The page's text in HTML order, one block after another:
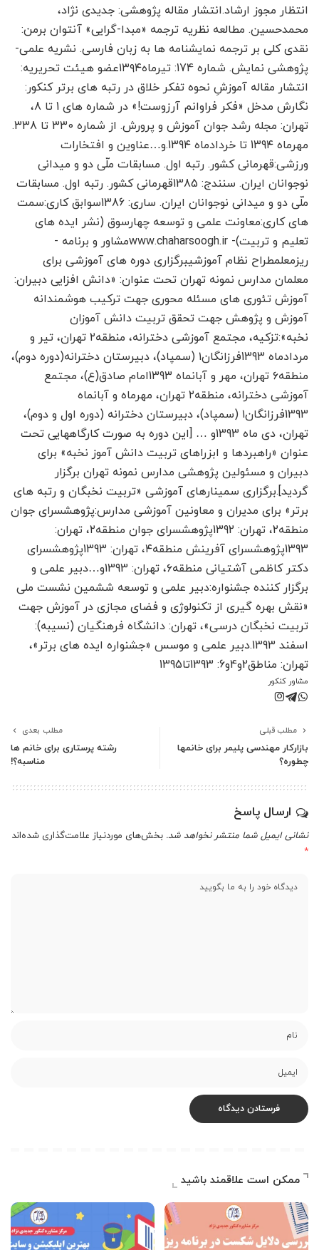
انتظار مجوز ارشاد.انتشار مقاله پژوهشی: جدیدی نژاد،
محمدحسین. مطالعه نظریه ترجمه «مبدا-گرایی» آنتوان برمن:
نقدی کلی بر ترجمه نمایشنامه ها به زبان فارسی. نشریه علمی-
پژوهشی نمایش. شماره 174: تیرماه۱۳۹۴عضو هیئت تحریریه:
انتشار مقاله آموزشِ نحوه تفکر خلاق در رتبه های برتر کنکور:
نگارش مدخل «فکر فراوانم آرزوست!» در شماره های 1 تا 8،
تهران: مجله رشد جوان آموزش و پرورش. از شماره 330 تا 338.
مهرماه 139۴ تا خردادماه 139۴.و…عناوین و افتخارات
ورزشی:قهرمانی کشور. رتبه اول. مسابقات ملّی دو و میدانی
نوجوانان ایران. سنندج: 1385قهرمانی کشور. رتبه اول. مسابقات
ملّی دو و میدانی نوجوانان ایران. ساری: 1386سوابق کاری:سمت
های کاری:معاونت علمی و توسعه چهارسوق (نشر ایده های
تعلیم و تربیت)- www.chaharsoogh.irمشاور و برنامه ­
ریزمعلمطراح نظام آموزشیبرگزاری دوره های آموزشی برای
معلمان مدارس نمونه تهران تحت عنوان: «دانش افزایی دبیران:
آموزش تئوری های مسئله محوری جهت ترکیب هوشمندانه
آموزش و پژوهش جهت تحقق تربیت دانش آموزان
نخبه»:تزکیه، مجتمع آموزشی دخترانه، منطقه۲ تهران، تیر و
مردادماه 1393فرزانگان۱ (سمپاد)، دبیرستان دخترانه(دوره دوم)،
منطقه۶ تهران، مهر و آبان­ماه 1393امام صادق(ع)، مجتمع
آموزشی دخترانه، منطقه۲ تهران، مهرماه و آبان­ماه
1393فرزانگان۱ (سمپاد)، دبیرستان دخترانه (دوره اول و دوم)،
تهران، دی ماه 1393و … [این دوره به صورت کارگاه­هایی تحت
عنوان «راهبردها و ابزراهای تربیت دانش آموز نخبه» برای
دبیران و مسئولین پژوهشی مدارس نمونه تهران برگزار
گردید].برگزاری سمینارهای آموزشی «تربیت نخبگان و رتبه های
برتر» برای مدیران و معاونین آموزشی مدارس:پژوهشسرای جوان
منطقه2، تهران: 1392پژوهشسرای جوان منطقه۲، تهران:
1393پژوهشسرای آفرینش منطقه۴، تهران: 1393پژوهشسرای
دکتر کاظمی آشتیانی منطقه۶، تهران: 1393و…دبیر علمی و
برگزار کننده جشنواره:دبیر علمی و توسعه ششمین نشست ملی
«نقش بهره گیری از تکنولوژی و فضای مجازی در آموزش جهت
تربیت نخبگان درسی»، تهران: دانشگاه فرهنگیان (نسیبه):
اسفند 1393.دبیر علمی و موسس «جشنواره ایده های برتر»،
تهران: مناطق2و4و6: 1393تا1395
مشاور کنکور
مطلب قبلی
بازارکار مهندسی پلیمر برای خانمها
چطوره؟
مطلب بعدی
رشته پرستاری برای خانم ها
مناسبه؟!
ارسال پاسخ
نشانی ایمیل شما منتشر نخواهد شد. بخش‌های موردنیاز علامت‌گذاری شده‌اند
*
ممکن است علاقمند باشید